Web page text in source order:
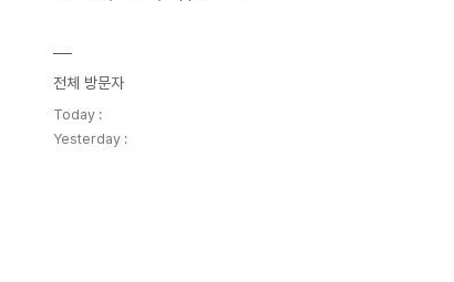
전체 방문자
Today :
Yesterday :